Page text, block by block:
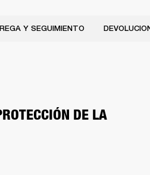
Y SEGUIMIENTO
DE LA